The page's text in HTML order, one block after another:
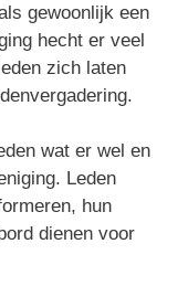
gewoonlijk een
hecht er veel
zich laten
wat er wel en
Leden
hun
dienen voor